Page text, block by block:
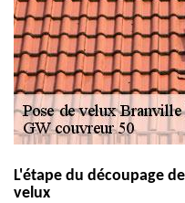
L'étape du découpage
velux